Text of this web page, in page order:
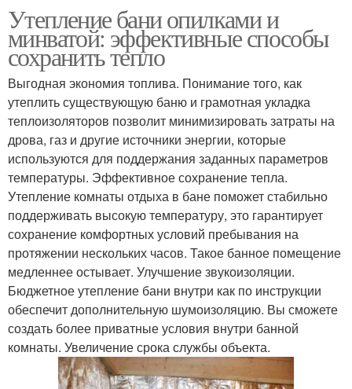
Утепление бани опилками и
минватой: эффективные способы
сохранить тепло
Выгодная экономия топлива. Понимание того, как
утеплить существующую баню и грамотная укладка
теплоизоляторов позволит минимизировать затраты на
дрова, газ и другие источники энергии, которые
используются для поддержания заданных параметров
температуры. Эффективное сохранение тепла.
Утепление комнаты отдыха в бане поможет стабильно
поддерживать высокую температуру, это гарантирует
сохранение комфортных условий пребывания на
протяжении нескольких часов. Такое банное помещение
медленнее остывает. Улучшение звукоизоляции.
Бюджетное утепление бани внутри как по инструкции
обеспечит дополнительную шумоизоляцию. Вы сможете
создать более приватные условия внутри банной
комнаты. Увеличение срока службы объекта.